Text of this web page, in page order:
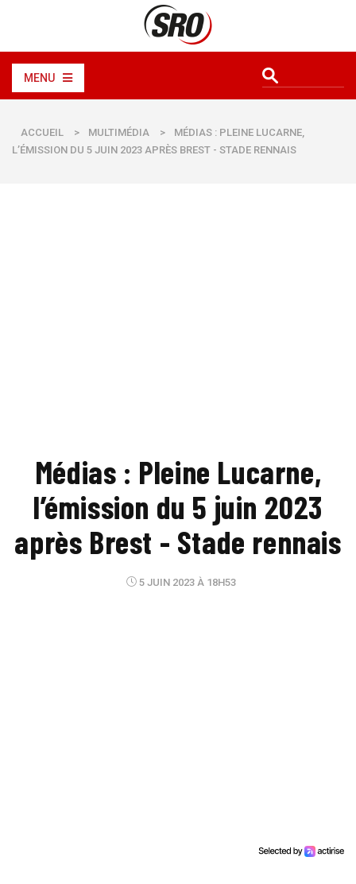
MENU
ACCUEIL > MULTIMÉDIA >
MÉDIAS : PLEINE LUCARNE,
L’ÉMISSION DU 5 JUIN 2023 APRÈS BREST - STADE RENNAIS
Médias : Pleine Lucarne,
l’émission du 5 juin 2023
après Brest - Stade rennais
5 JUIN 2023 À 18H53